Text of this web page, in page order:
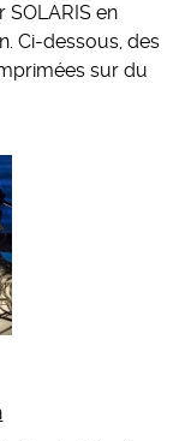
en
Ci-dessous, des
sur du